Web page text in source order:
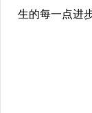
生的每一点进